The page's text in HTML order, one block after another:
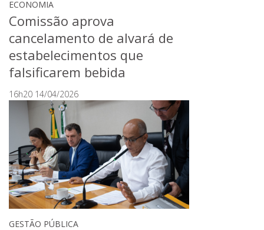
ECONOMIA
Comissão aprova
cancelamento de alvará de
estabelecimentos que
falsificarem bebida
16h20 14/04/2026
GESTÃO PÚBLICA